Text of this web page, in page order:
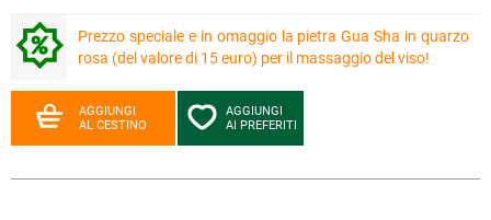
Prezzo speciale e in omaggio la pietra Gua Sha in quarzo
rosa (del valore di 15 euro) per il massaggio del viso!
AGGIUNGI
AL CESTINO
AGGIUNGI
AI PREFERITI